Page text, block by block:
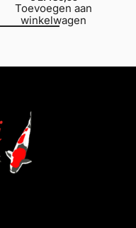
Toevoegen aan
winkelwagen